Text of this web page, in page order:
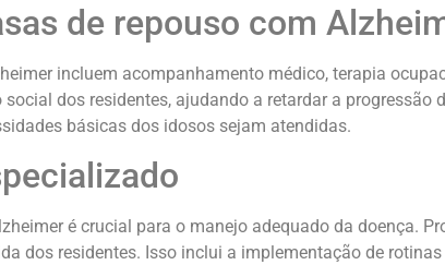
de repouso com
incluem acompanhamento médico, terapia
dos residentes, ajudando a retardar a
básicas dos idosos sejam atendidas.
é crucial para o manejo adequado da doença.
dos residentes. Isso inclui a implementação de